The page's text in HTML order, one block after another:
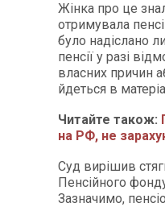
Жінка про це
отримувала
було надіслано
пенсії у разі
власних причин
йдеться в
Читайте також:
на РФ, не
Суд вирішив
Пенсійного
Зазначимо,